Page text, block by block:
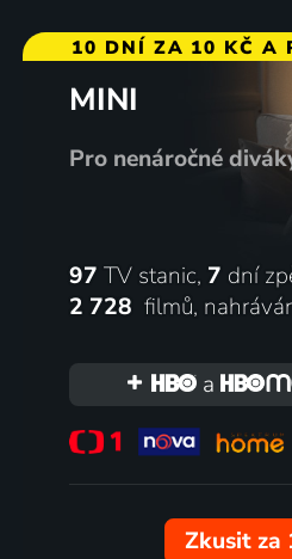
10 DNÍ ZA 10 KČ A
MINI
Pro nenáročné
97 TV stanic, 7 dní
2 728 filmů,
a
Zkusit za